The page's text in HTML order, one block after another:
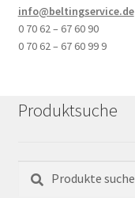
info@beltingservice.de
0 70 62 – 67 60 90
0 70 62 – 67 60 99 9
Produktsuche
nach: